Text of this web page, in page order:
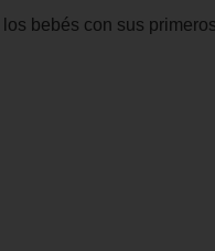
bebés con sus primeros